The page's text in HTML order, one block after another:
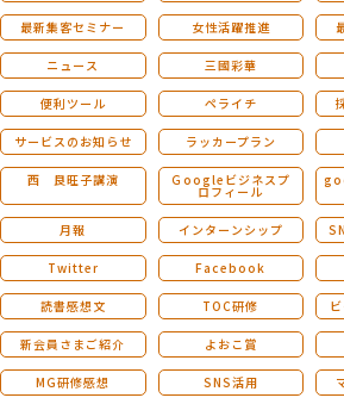
最新集客セミナー 女性活躍推進
ニュース 三國彩華
便利ツール ペライチ
サービスのお知らせ ラッカープラン
西 良旺子講演 Ｇoogleビジネスプ
ロフィール
月報 インターンシップ
Twitter Facebook
読書感想文 TOC研修
新会員さまご紹介 よおこ賞
MG研修感想 SNS活用